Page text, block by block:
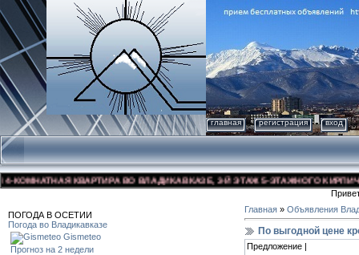
главная регистрация вход
КВАРТИРА ВО ВЛАДИКАВКАЗЕ, 3-Й ЭТАЖ 5-ЭТАЖНОГО
ПОГОДА В ОСЕТИИ
Погода во Владикавказе
Gismeteo
Прогноз на 2 недели
Главная » Объявления
По выгодной цене
Предложение |